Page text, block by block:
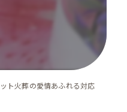
ト火葬の愛情あふれる対応